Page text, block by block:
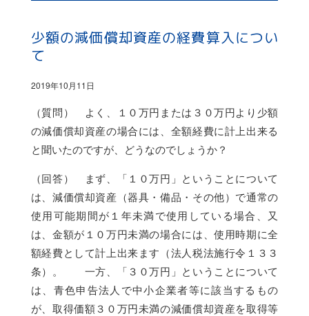
少額の減価償却資産の経費算入につい
て
2019年10月11日
（質問） よく、１０万円または３０万円より少額
の減価償却資産の場合には、全額経費に計上出来る
と聞いたのですが、どうなのでしょうか？
（回答） まず、「１０万円」ということについて
は、減価償却資産（器具・備品・その他）で通常の
使用可能期間が１年未満で使用している場合、又
は、金額が１０万円未満の場合には、使用時期に全
額経費として計上出来ます（法人税法施行令１３３
条）。 一方、「３０万円」ということについて
は、青色申告法人で中小企業者等に該当するもの
が、取得価額３０万円未満の減価償却資産を取得等